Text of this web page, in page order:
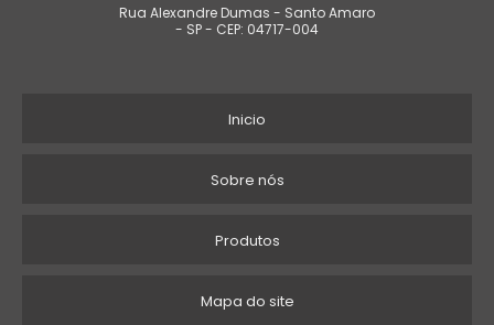
EXAUSTOR AXIAL DE PAREDE
VENTILADOR AXIAL PARA DUTOS
Rua Alexandre Dumas - Santo Amaro
- SP - CEP: 04717-004
Inicio
Sobre nós
Produtos
Mapa do site